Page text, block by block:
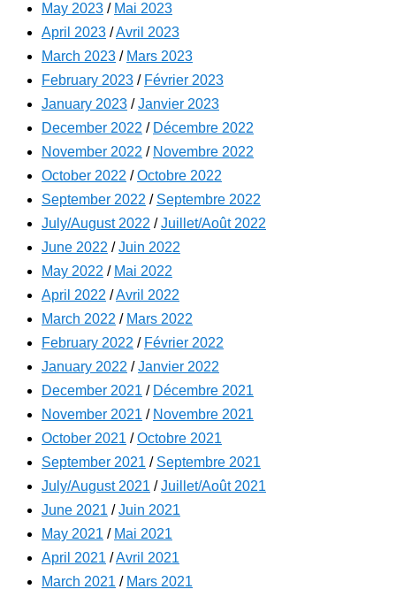
May 2023 / Mai 2023
April 2023 /Avril 2023
March 2023 / Mars 2023
February 2023 / Février 2023
January 2023 /Janvier 2023
December 2022 / Décembre 2022
November 2022 / Novembre 2022
October 2022 /Octobre 2022
September 2022 / Septembre 2022
July/August 2022 /Juillet/Août 2022
June 2022 /Juin 2022
May 2022 / Mai 2022
April 2022 /Avril 2022
March 2022 / Mars 2022
February 2022 / Février 2022
January 2022 /Janvier 2022
December 2021 / Décembre 2021
November 2021 / Novembre 2021
October 2021 /Octobre 2021
September 2021 / Septembre 2021
July/August 2021 /Juillet/Août 2021
June 2021 /Juin 2021
May 2021 / Mai 2021
April 2021 /Avril 2021
March 2021 / Mars 2021